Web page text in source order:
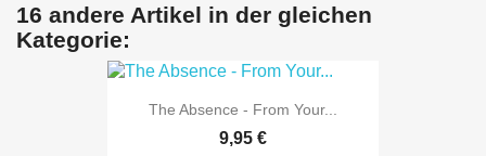
16 andere Artikel in der gleichen
Kategorie:
The Absence - From Your...
9,95 €